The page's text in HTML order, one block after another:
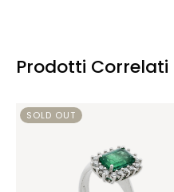
Prodotti Correlati
SOLD OUT